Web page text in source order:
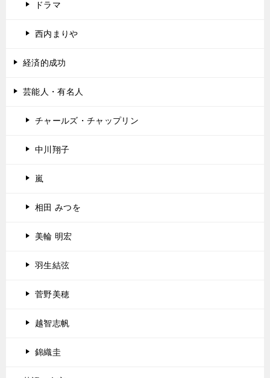
ドラマ
西内まりや
経済的成功
芸能人・有名人
チャールズ・チャップリン
中川翔子
嵐
相田 みつを
美輪 明宏
羽生結弦
菅野美穂
越智志帆
錦織圭